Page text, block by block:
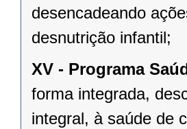
desencadeando
desnutrição infantil;
XV - Programa
forma integrada,
integral, à saúde de